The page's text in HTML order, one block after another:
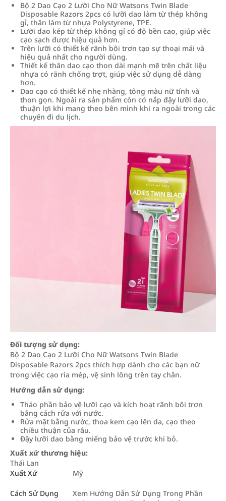
Bộ 2 Dao Cạo 2 Lưỡi Cho Nữ Watsons Twin Blade
Disposable Razors 2pcs có lưỡi dao làm từ thép không
gỉ, thân làm từ nhựa Polystyrene, TPE.
Lưỡi dao kép từ thép không gỉ có độ bền cao, giúp việc
cạo sạch được hiệu quả hơn.
Trên lưỡi có thiết kế rãnh bôi trơn tạo sự thoại mái và
hiệu quả nhất cho người dùng.
Thiết kế thân dao cạo thon dài mạnh mẽ trên chất liệu
nhựa có rãnh chống trợt, giúp việc sử dụng dễ dàng
hơn.
Dao cạo có thiết kế nhẹ nhàng, tông màu nữ tính và
thon gọn. Ngoài ra sản phẩm còn có nắp đậy lưỡi dao,
thuận lợi khi mang theo bên mình khi ra ngoài trong các
chuyến đi du lịch.
Đối tượng sử dụng:
Bộ 2 Dao Cạo 2 Lưỡi Cho Nữ Watsons Twin Blade
Disposable Razors 2pcs thích hợp dành cho các bạn nữ
trong việc cạo ria mép, vệ sinh lông trên tay chân.
Hướng dẫn sử dụng:
Tháo phần bảo vệ lưỡi cạo và kích hoạt rãnh bôi trơn
bằng cách rửa với nước.
Rửa mặt bằng nước, thoa kem cạo lên da, cạo theo
chiều thuận của râu.
Đậy lưỡi dao bằng miếng bảo vệ trước khi bỏ.
Xuất xứ thương hiệu:
Thái Lan
Xuất Xứ
Mỹ
Cách Sử Dụng
Xem Hướng Dẫn Sử Dụng Trong Phần